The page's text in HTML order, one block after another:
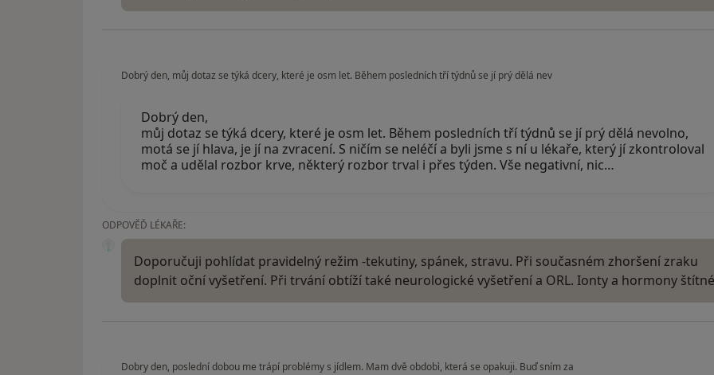
Dobrý den, můj dotaz se týká dcery, které je osm let. Během posledních tří týdnů se jí prý dělá nev
Dobrý den,
můj dotaz se týká dcery, které je osm let. Během posledních tří týdnů se jí prý dělá nevolno,
motá se jí hlava, je jí na zvracení. S ničím se neléčí a byli jsme s ní u lékaře, který jí zkontroloval
moč a udělal rozbor krve, některý rozbor trval i přes týden. Vše negativní, nic…
ODPOVĚĎ LÉKAŘE:
Doporučuji pohlídat pravidelný režim -tekutiny, spánek, stravu. Při současném zhoršení zraku
doplnit oční vyšetření. Při trvání obtíží také neurologické vyšetření a ORL. Ionty a hormony
Dobry den, poslední dobou me trápí problémy s jídlem. Mam dvě obdobì, která se opakuji. Buď sním za